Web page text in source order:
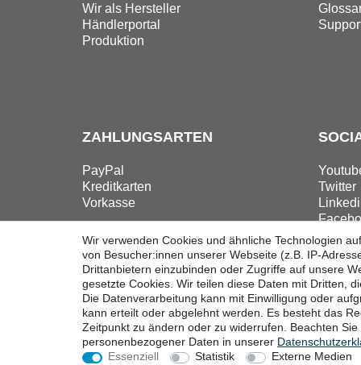
Wir als Hersteller
Händlerportal
Produktion
ZAHLUNGSARTEN
PayPal
Kreditkarten
Vorkasse
Twitter
Widerrufsrecht
Wir verwenden Cookies und ähnliche Technologien
von Besucher:innen unserer Webseite (z.B. IP-
Drittanbietern einzubinden oder Zugriffe auf unsere
gesetzte Cookies. Wir teilen diese Daten mit Dritten,
Die Datenverarbeitung kann mit Einwilligung oder
kann erteilt oder abgelehnt werden. Es besteht das
Zeitpunkt zu ändern oder zu widerrufen. Beachten Sie
personenbezogener Daten in unserer
Essenziell
Statistik Externe Medien